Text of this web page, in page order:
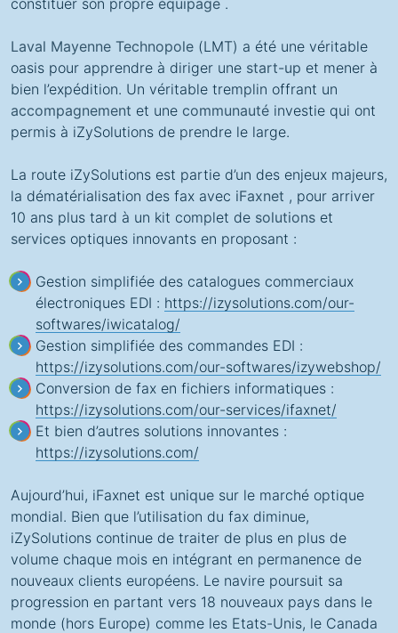
Laval Mayenne Technopole (LMT) a été une véritable
oasis pour apprendre à diriger une start-up et mener à
bien l’expédition. Un véritable tremplin offrant un
accompagnement et une communauté investie qui ont
permis à iZySolutions de prendre le large.
La route iZySolutions est partie d’un des enjeux majeurs,
la dématérialisation des fax avec iFaxnet , pour arriver
10 ans plus tard à un kit complet de solutions et
services optiques innovants en proposant :
Gestion simplifiée des catalogues commerciaux
électroniques EDI : https://izysolutions.com/our-
softwares/iwicatalog/
Gestion simplifiée des commandes EDI :
https://izysolutions.com/our-softwares/izywebshop/
Conversion de fax en fichiers informatiques :
https://izysolutions.com/our-services/ifaxnet/
Et bien d’autres solutions innovantes :
https://izysolutions.com/
Aujourd’hui, iFaxnet est unique sur le marché optique
mondial. Bien que l’utilisation du fax diminue,
iZySolutions continue de traiter de plus en plus de
volume chaque mois en intégrant en permanence de
nouveaux clients européens. Le navire poursuit sa
progression en partant vers 18 nouveaux pays dans le
monde (hors Europe) comme les Etats-Unis, le Canada